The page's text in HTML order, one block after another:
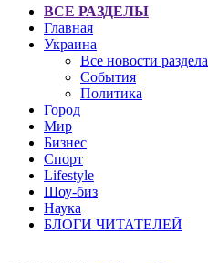
ВСЕ РАЗДЕЛЫ
Главная
Украина
Все новости раздела
События
Политика
Город
Мир
Бизнес
Спорт
Lifestyle
Шоу-биз
Наука
БЛОГИ ЧИТАТЕЛЕЙ